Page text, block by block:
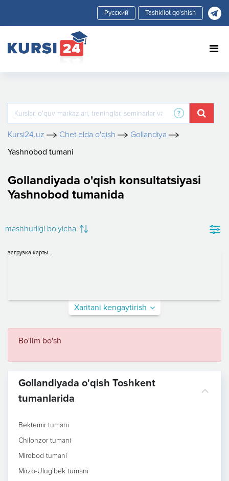
Tashkilot qo'shish
Kursi24.uz Chet elda o'qish
Gollandiya
Yashnobod tumani
Gollandiyada o'qish konsultatsiyasi
Yashnobod tumanida
mashhurligi bo'yicha
загрузка карты...
Xaritani kengaytirish
Bo'lim bo'sh
Gollandiyada o'qish Toshkent
tumanlarida
Bektemir tumani
Chilonzor tumani
Mirobod tumani
Mirzo-Ulug'bek tumani